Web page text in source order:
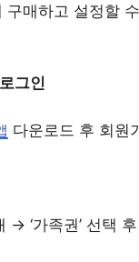
구매하고 설정할
그인
다운로드 후 회원
‘가족권’ 선택 후